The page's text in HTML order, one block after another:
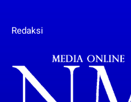
Redaksi